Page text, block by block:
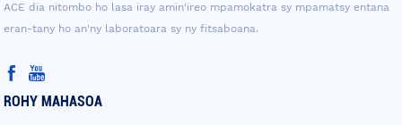
ACE dia nitombo ho lasa iray amin'ireo mpamokatra sy mpamatsy entana
eran-tany ho an'ny laboratoara sy ny fitsaboana.
ROHY MAHASOA